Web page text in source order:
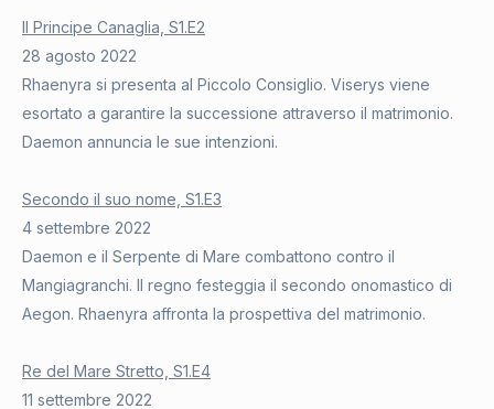
Il Principe Canaglia, S1.E2
28 agosto 2022
Rhaenyra si presenta al Piccolo Consiglio. Viserys viene
esortato a garantire la successione attraverso il matrimonio.
Daemon annuncia le sue intenzioni.
Secondo il suo nome, S1.E3
4 settembre 2022
Daemon e il Serpente di Mare combattono contro il
Mangiagranchi. Il regno festeggia il secondo onomastico di
Aegon. Rhaenyra affronta la prospettiva del matrimonio.
Re del Mare Stretto, S1.E4
11 settembre 2022